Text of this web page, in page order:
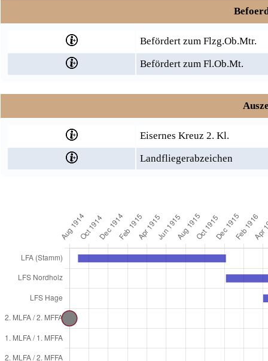
Befördert zum Flzg.Ob.Mtr.
Befördert zum Fl.Ob.Mt.
Eisernes Kreuz 2. Kl.
Landfliegerabzeichen